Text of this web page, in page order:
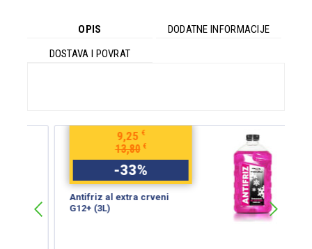
OPIS
DODATNE INFORMACIJE
DOSTAVA I POVRAT
13,80 €
€
%
Antifriz al extra crveni
G12+ (3L)